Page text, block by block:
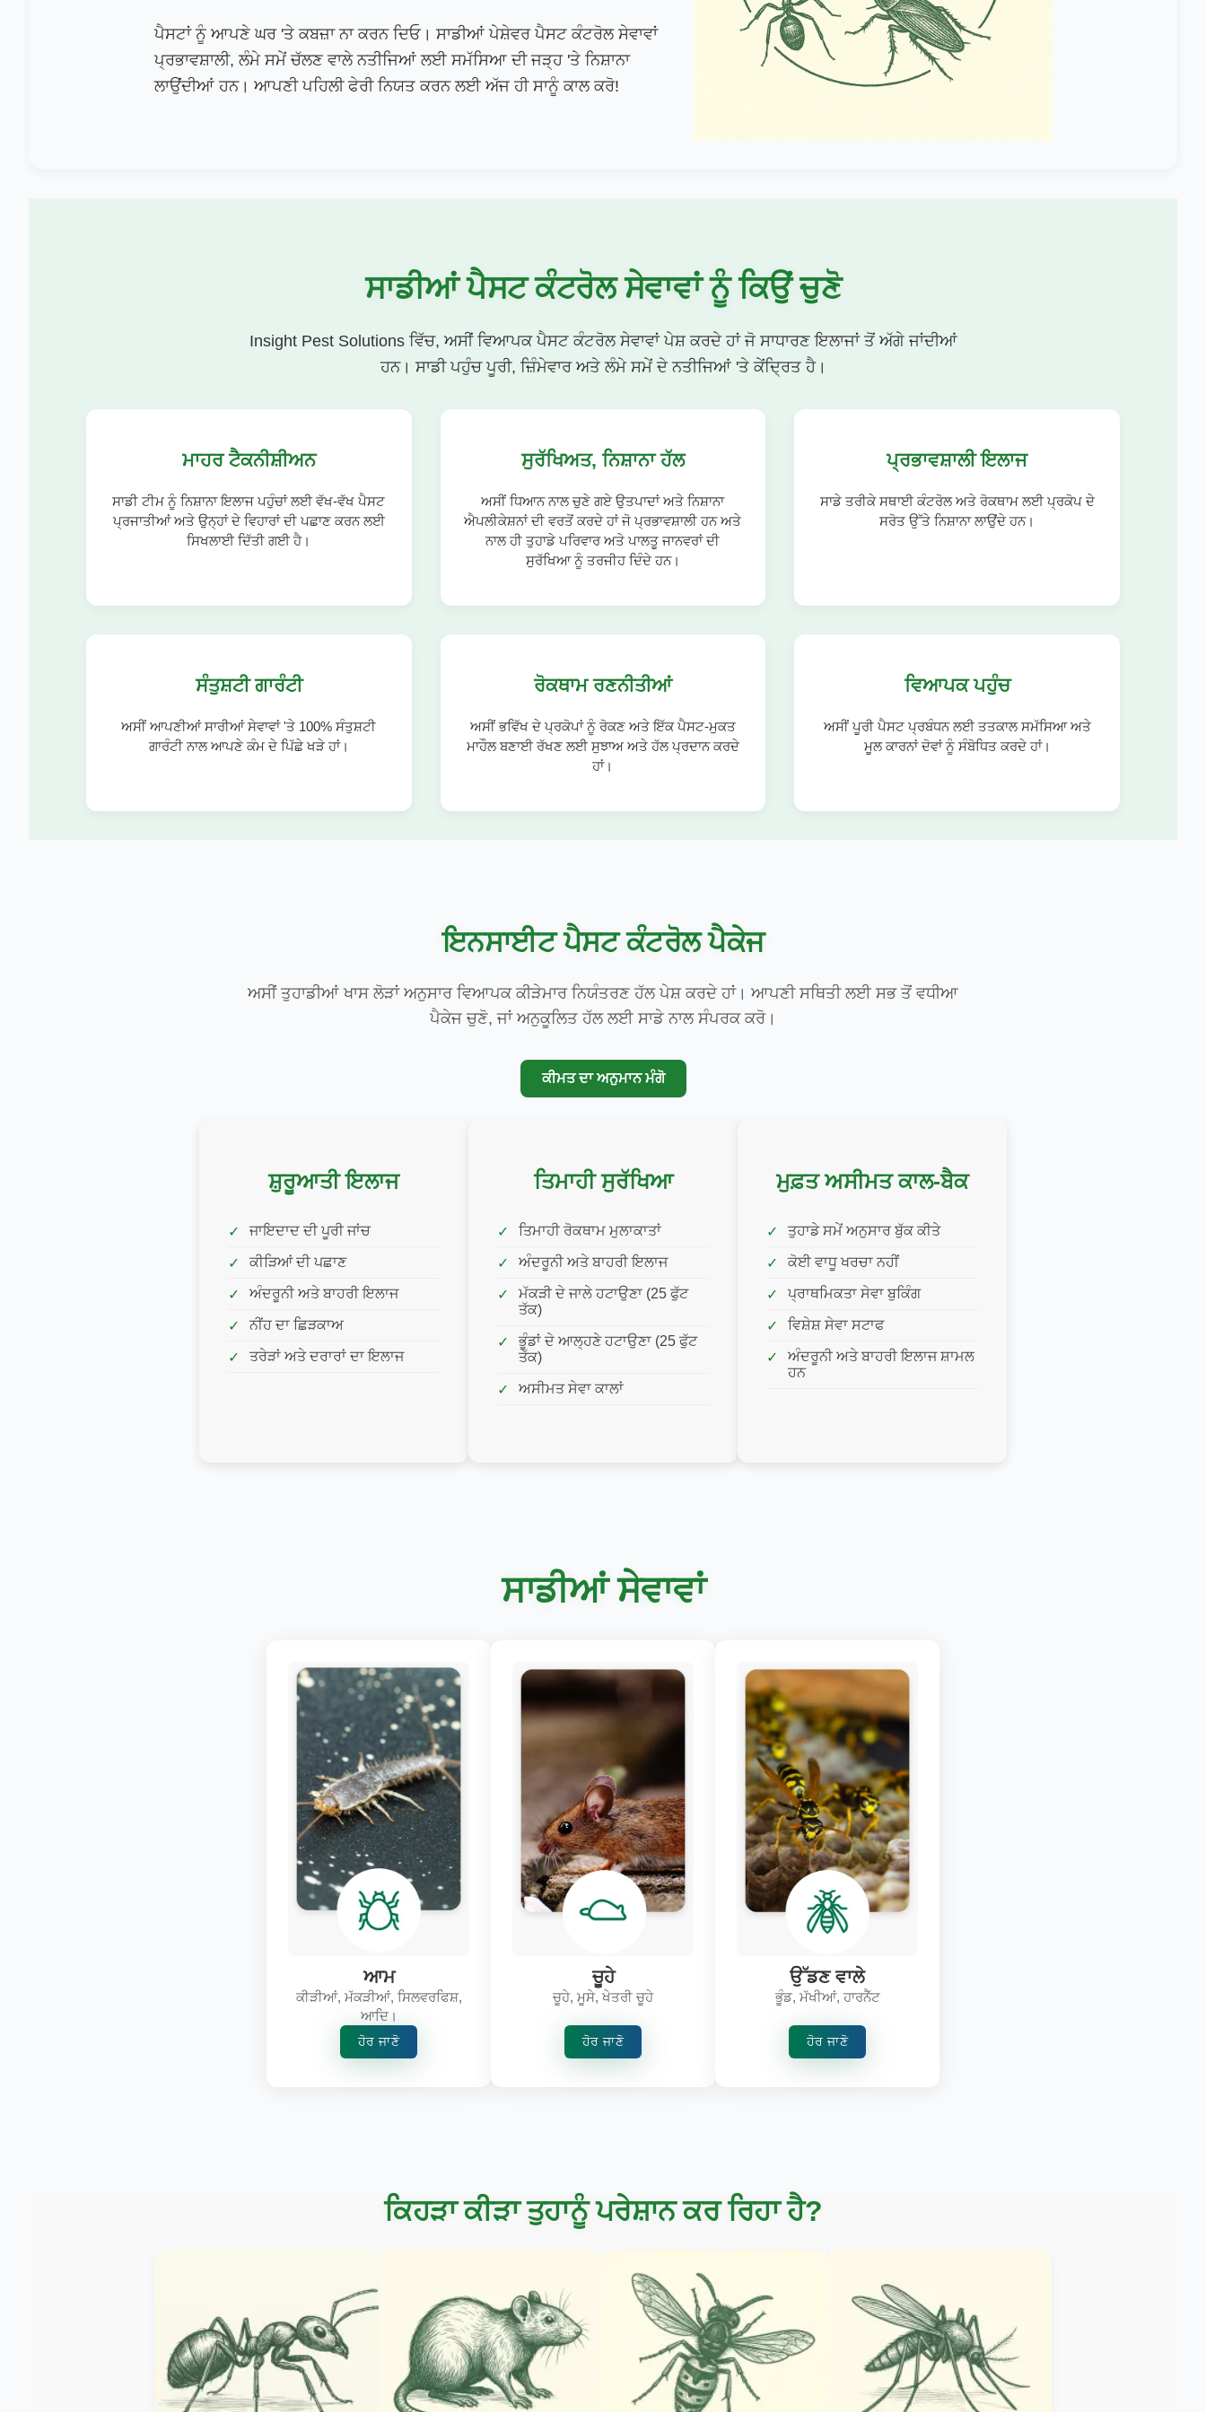
ਪੈਸਟਾਂ ਨੂੰ ਆਪਣੇ ਘਰ 'ਤੇ ਕਬਜ਼ਾ ਨਾ ਕਰਨ ਦਿਓ। ਸਾਡੀਆਂ ਪੇਸ਼ੇਵਰ ਪੈਸਟ ਕੰਟਰੋਲ ਸੇਵਾਵਾਂ
ਪ੍ਰਭਾਵਸ਼ਾਲੀ, ਲੰਮੇ ਸਮੇਂ ਚੱਲਣ ਵਾਲੇ ਨਤੀਜਿਆਂ ਲਈ ਸਮੱਸਿਆ ਦੀ ਜੜ੍ਹ 'ਤੇ ਨਿਸ਼ਾਨਾ
ਲਾਉਂਦੀਆਂ ਹਨ। ਆਪਣੀ ਪਹਿਲੀ ਫੇਰੀ ਨਿਯਤ ਕਰਨ ਲਈ ਅੱਜ ਹੀ ਸਾਨੂੰ ਕਾਲ ਕਰੋ!
ਸਾਡੀਆਂ ਪੈਸਟ ਕੰਟਰੋਲ ਸੇਵਾਵਾਂ ਨੂੰ ਕਿਉਂ ਚੁਣੋ
Insight Pest Solutions ਵਿੱਚ, ਅਸੀਂ ਵਿਆਪਕ ਪੈਸਟ ਕੰਟਰੋਲ ਸੇਵਾਵਾਂ ਪੇਸ਼ ਕਰਦੇ ਹਾਂ ਜੋ ਸਾਧਾਰਣ ਇਲਾਜਾਂ ਤੋਂ ਅੱਗੇ ਜਾਂਦੀਆਂ
ਹਨ। ਸਾਡੀ ਪਹੁੰਚ ਪੂਰੀ, ਜ਼ਿੰਮੇਵਾਰ ਅਤੇ ਲੰਮੇ ਸਮੇਂ ਦੇ ਨਤੀਜਿਆਂ 'ਤੇ ਕੇਂਦ੍ਰਿਤ ਹੈ।
ਮਾਹਰ ਟੈਕਨੀਸ਼ੀਅਨ
ਸਾਡੀ ਟੀਮ ਨੂੰ ਨਿਸ਼ਾਨਾ ਇਲਾਜ ਪਹੁੰਚਾਂ ਲਈ ਵੱਖ-ਵੱਖ ਪੈਸਟ
ਪ੍ਰਜਾਤੀਆਂ ਅਤੇ ਉਨ੍ਹਾਂ ਦੇ ਵਿਹਾਰਾਂ ਦੀ ਪਛਾਣ ਕਰਨ ਲਈ
ਸਿਖਲਾਈ ਦਿੱਤੀ ਗਈ ਹੈ।
ਸੁਰੱਖਿਅਤ, ਨਿਸ਼ਾਨਾ ਹੱਲ
ਅਸੀਂ ਧਿਆਨ ਨਾਲ ਚੁਣੇ ਗਏ ਉਤਪਾਦਾਂ ਅਤੇ ਨਿਸ਼ਾਨਾ
ਐਪਲੀਕੇਸ਼ਨਾਂ ਦੀ ਵਰਤੋਂ ਕਰਦੇ ਹਾਂ ਜੋ ਪ੍ਰਭਾਵਸ਼ਾਲੀ ਹਨ ਅਤੇ
ਨਾਲ ਹੀ ਤੁਹਾਡੇ ਪਰਿਵਾਰ ਅਤੇ ਪਾਲਤੂ ਜਾਨਵਰਾਂ ਦੀ
ਸੁਰੱਖਿਆ ਨੂੰ ਤਰਜੀਹ ਦਿੰਦੇ ਹਨ।
ਪ੍ਰਭਾਵਸ਼ਾਲੀ ਇਲਾਜ
ਸਾਡੇ ਤਰੀਕੇ ਸਥਾਈ ਕੰਟਰੋਲ ਅਤੇ ਰੋਕਥਾਮ ਲਈ ਪ੍ਰਕੋਪ ਦੇ
ਸਰੋਤ ਉੱਤੇ ਨਿਸ਼ਾਨਾ ਲਾਉਂਦੇ ਹਨ।
ਸੰਤੁਸ਼ਟੀ ਗਾਰੰਟੀ
ਅਸੀਂ ਆਪਣੀਆਂ ਸਾਰੀਆਂ ਸੇਵਾਵਾਂ 'ਤੇ 100% ਸੰਤੁਸ਼ਟੀ
ਗਾਰੰਟੀ ਨਾਲ ਆਪਣੇ ਕੰਮ ਦੇ ਪਿੱਛੇ ਖੜੇ ਹਾਂ।
ਰੋਕਥਾਮ ਰਣਨੀਤੀਆਂ
ਅਸੀਂ ਭਵਿੱਖ ਦੇ ਪ੍ਰਕੋਪਾਂ ਨੂੰ ਰੋਕਣ ਅਤੇ ਇੱਕ ਪੈਸਟ-ਮੁਕਤ
ਮਾਹੌਲ ਬਣਾਈ ਰੱਖਣ ਲਈ ਸੁਝਾਅ ਅਤੇ ਹੱਲ ਪ੍ਰਦਾਨ ਕਰਦੇ
ਹਾਂ।
ਵਿਆਪਕ ਪਹੁੰਚ
ਅਸੀਂ ਪੂਰੀ ਪੈਸਟ ਪ੍ਰਬੰਧਨ ਲਈ ਤਤਕਾਲ ਸਮੱਸਿਆ ਅਤੇ
ਮੂਲ ਕਾਰਨਾਂ ਦੋਵਾਂ ਨੂੰ ਸੰਬੋਧਿਤ ਕਰਦੇ ਹਾਂ।
ਇਨਸਾਈਟ ਪੈਸਟ ਕੰਟਰੋਲ ਪੈਕੇਜ
ਅਸੀਂ ਤੁਹਾਡੀਆਂ ਖਾਸ ਲੋੜਾਂ ਅਨੁਸਾਰ ਵਿਆਪਕ ਕੀੜੇਮਾਰ ਨਿਯੰਤਰਣ ਹੱਲ ਪੇਸ਼ ਕਰਦੇ ਹਾਂ। ਆਪਣੀ ਸਥਿਤੀ ਲਈ ਸਭ ਤੋਂ ਵਧੀਆ
ਪੈਕੇਜ ਚੁਣੋ, ਜਾਂ ਅਨੁਕੂਲਿਤ ਹੱਲ ਲਈ ਸਾਡੇ ਨਾਲ ਸੰਪਰਕ ਕਰੋ।
ਕੀਮਤ ਦਾ ਅਨੁਮਾਨ ਮੰਗੋ
ਸ਼ੁਰੂਆਤੀ ਇਲਾਜ
ਜਾਇਦਾਦ ਦੀ ਪੂਰੀ ਜਾਂਚ
ਕੀੜਿਆਂ ਦੀ ਪਛਾਣ
ਅੰਦਰੂਨੀ ਅਤੇ ਬਾਹਰੀ ਇਲਾਜ
ਨੀਂਹ ਦਾ ਛਿੜਕਾਅ
ਤਰੇੜਾਂ ਅਤੇ ਦਰਾਰਾਂ ਦਾ ਇਲਾਜ
ਤਿਮਾਹੀ ਸੁਰੱਖਿਆ
ਤਿਮਾਹੀ ਰੋਕਥਾਮ ਮੁਲਾਕਾਤਾਂ
ਅੰਦਰੂਨੀ ਅਤੇ ਬਾਹਰੀ ਇਲਾਜ
ਮੱਕੜੀ ਦੇ ਜਾਲੇ ਹਟਾਉਣਾ (25 ਫੁੱਟ
ਤੱਕ)
ਭੂੰਡਾਂ ਦੇ ਆਲ੍ਹਣੇ ਹਟਾਉਣਾ (25 ਫੁੱਟ
ਤੱਕ)
ਅਸੀਮਤ ਸੇਵਾ ਕਾਲਾਂ
ਮੁਫ਼ਤ ਅਸੀਮਤ ਕਾਲ-ਬੈਕ
ਤੁਹਾਡੇ ਸਮੇਂ ਅਨੁਸਾਰ ਬੁੱਕ ਕੀਤੇ
ਕੋਈ ਵਾਧੂ ਖਰਚਾ ਨਹੀਂ
ਪ੍ਰਾਥਮਿਕਤਾ ਸੇਵਾ ਬੁਕਿੰਗ
ਵਿਸ਼ੇਸ਼ ਸੇਵਾ ਸਟਾਫ
ਅੰਦਰੂਨੀ ਅਤੇ ਬਾਹਰੀ ਇਲਾਜ ਸ਼ਾਮਲ
ਹਨ
ਸਾਡੀਆਂ ਸੇਵਾਵਾਂ
ਆਮ
ਕੀੜੀਆਂ, ਮੱਕੜੀਆਂ, ਸਿਲਵਰਫਿਸ਼,
ਆਦਿ।
ਹੋਰ ਜਾਣੋ
ਚੂਹੇ
ਚੂਹੇ, ਮੂਸੇ, ਖੇਤਰੀ ਚੂਹੇ
ਹੋਰ ਜਾਣੋ
ਉੱਡਣ ਵਾਲੇ
ਭੂੰਡ, ਮੱਖੀਆਂ, ਹਾਰਨੈੱਟ
ਹੋਰ ਜਾਣੋ
ਕਿਹੜਾ ਕੀੜਾ ਤੁਹਾਨੂੰ ਪਰੇਸ਼ਾਨ ਕਰ ਰਿਹਾ ਹੈ?